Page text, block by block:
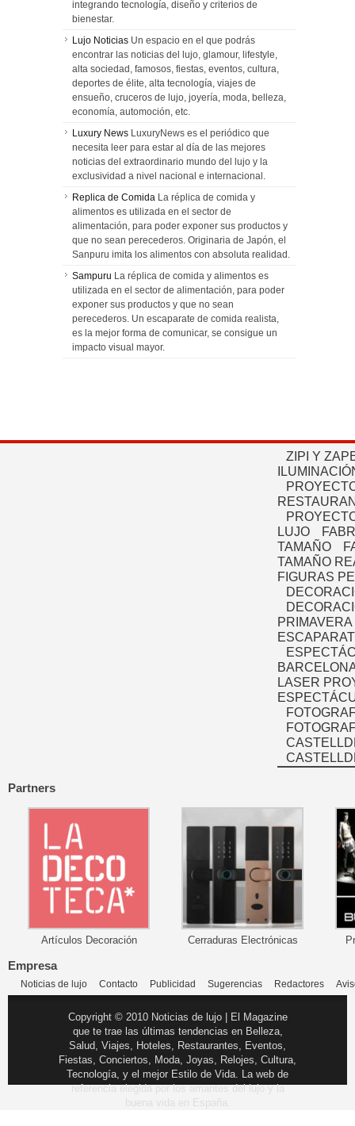
integrando tecnología, diseño y criterios de
bienestar.
Lujo Noticias Un espacio en el que podrás
encontrar las noticias del lujo, glamour, lifestyle,
alta sociedad, famosos, fiestas, eventos, cultura,
deportes de élite, alta tecnología, viajes de
ensueño, cruceros de lujo, joyería, moda, belleza,
economía, automoción, etc.
Luxury News LuxuryNews es el periódico que
necesita leer para estar al día de las mejores
noticias del extraordinario mundo del lujo y la
exclusividad a nivel nacional e internacional.
Replica de Comida La réplica de comida y
alimentos es utilizada en el sector de
alimentación, para poder exponer sus productos y
que no sean perecederos. Originaria de Japón, el
Sanpuru imita los alimentos con absoluta realidad.
Sampuru La réplica de comida y alimentos es
utilizada en el sector de alimentación, para poder
exponer sus productos y que no sean
perecederos. Un escaparate de comida realista,
es la mejor forma de comunicar, se consigue un
impacto visual mayor.
ZIPI Y
LUJO
TAMAÑO
TAMAÑO
FIGURAS
PRIMAVERA
LASER
Partners
Artículos Decoración Cerraduras Electrónicas
Empresa
Noticias de lujo Contacto Publicidad Sugerencias Redactores
Copyright © 2010 Noticias de lujo | El Magazine
que te trae las últimas tendencias en Belleza,
Salud, Viajes, Hoteles, Restaurantes, Eventos,
Fiestas, Conciertos, Moda, Joyas, Relojes, Cultura,
Tecnología, y el mejor Estilo de Vida. La web de
referencia elegida por los amantes del lujo y la